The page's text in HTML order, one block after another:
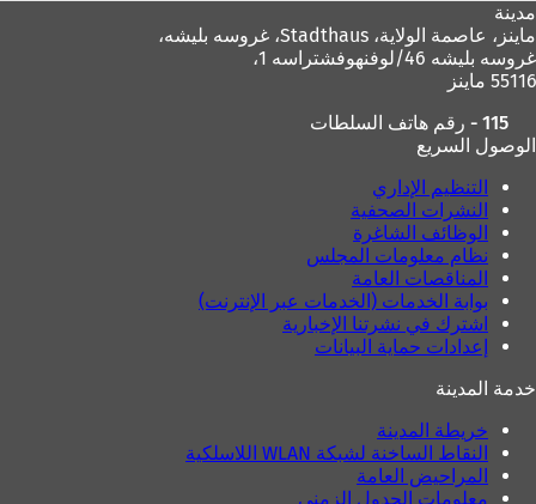
مدينة
ماينز، عاصمة الولاية،
غروسه بليشه 46/لوفنهوفشتراسه 1،
55116 ماينز
115 - رقم هاتف السلطات
الوصول السريع
التنظيم الإداري
النشرات الصحفية
الوظائف الشاغرة
نظام معلومات المجلس
المناقصات العامة
بوابة الخدمات (الخدمات عبر الإنترنت)
اشترك في نشرتنا الإخبارية
إعدادات حماية البيانات
خدمة المدينة
خريطة المدينة
النقاط الساخنة لشبكة WLAN اللاسلكية
المراحيض العامة
معلومات الجدول الزمني